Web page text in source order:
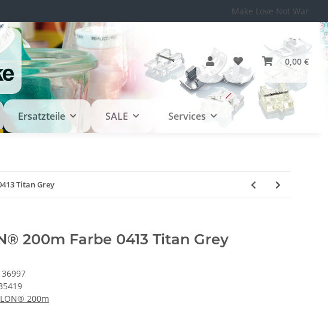
Make Love Not War
0,00 €
Ersatzteile SALE Services
Titan Grey
200m Farbe 0413 Titan Grey
36997
200m